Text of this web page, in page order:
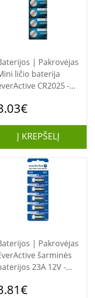
| Pakrovėjas
ličio baterija
CR2025 -
Į KREPŠELĮ
| Pakrovėjas
šarminės
23A 12V -